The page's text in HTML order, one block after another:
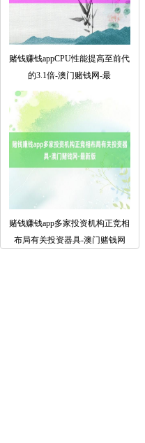
赌钱赚钱appCPU性能提高至前代
的3.1倍-澳门赌钱网-最
赌钱赚钱app多家投资机构正竞相
布局有关投资器具-澳门赌钱网